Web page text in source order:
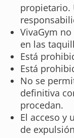
propietario.
VivaGym
en las
Está
Está
No se
definitiva
procedan.
El acceso y
de